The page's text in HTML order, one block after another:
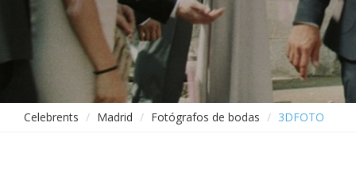
Celebrents Madrid Fotógrafos de bodas 3DFOTO